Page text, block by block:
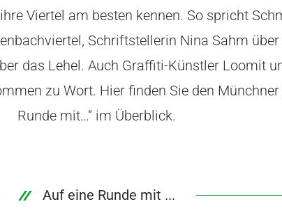
Viertel am besten kennen. So spricht
Schriftstellerin Nina Sahm
das Lehel. Auch Graffiti-Künstler Loomit
zu Wort. Hier finden Sie den Münchner
Runde mit…“ im Überblick.
Auf eine Runde mit ...